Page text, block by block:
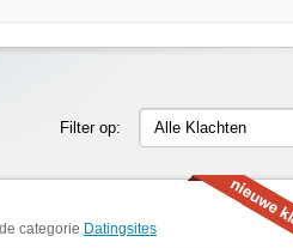
Filter op: Alle Klachten
categorie Datingsites